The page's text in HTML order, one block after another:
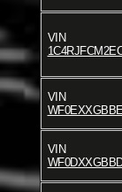
VIN
VIN
VIN